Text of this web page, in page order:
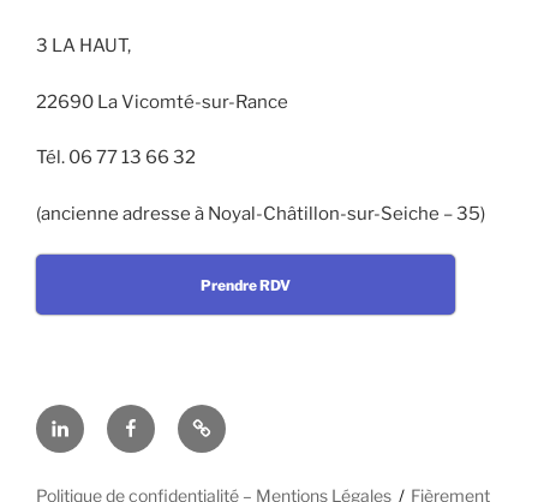
3 LA HAUT,
22690 La Vicomté-sur-Rance
Tél. 06 77 13 66 32
(ancienne adresse à Noyal-Châtillon-sur-Seiche – 35)
Prendre RDV
Linkedin Facebook
En
cas
Politique de confidentialité – Mentions Légales Fièrement